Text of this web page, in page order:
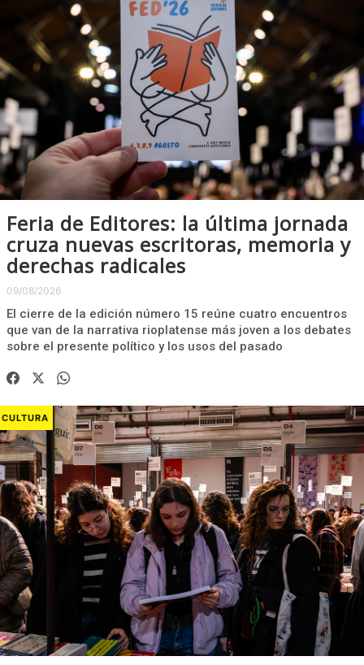
Feria de Editores: la última jornada
cruza nuevas escritoras, memoria y
derechas radicales
09/08/2026
El cierre de la edición número 15 reúne cuatro encuentros
que van de la narrativa rioplatense más joven a los debates
sobre el presente político y los usos del pasado
CULTURA